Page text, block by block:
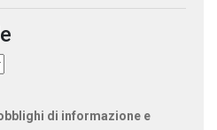
di informazione e